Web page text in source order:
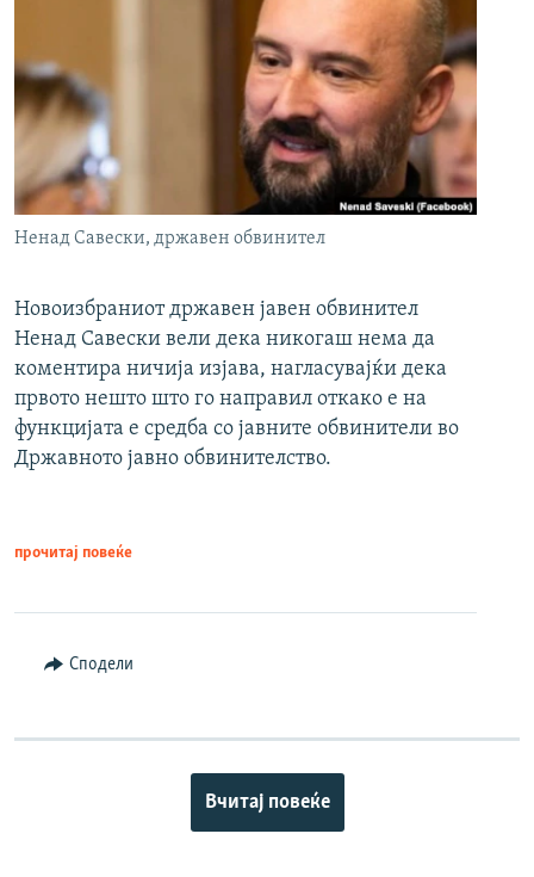
Ненад Савески, државен обвинител
Новоизбраниот државен јавен обвинител
Ненад Савески вели дека никогаш нема да
коментира ничија изјава, нагласувајќи дека
првото нешто што го направил откако е на
функцијата е средба со јавните обвинители во
Државното јавно обвинителство.
прочитај повеќе
Сподели
Вчитај повеќе